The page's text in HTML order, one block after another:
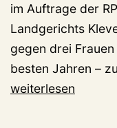
im Auftrage der
Landgerichts
gegen drei
besten Jahren –
weiterlesen